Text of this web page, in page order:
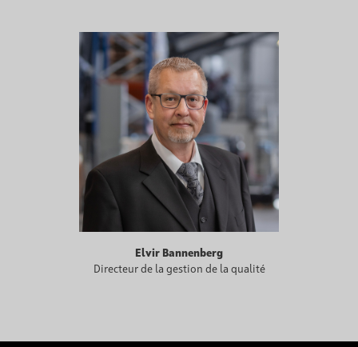
Elvir Bannenberg
Directeur de la gestion de la qualité